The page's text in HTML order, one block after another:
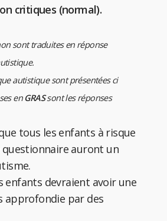
critiques (normal).
sont traduites en réponse
autistique sont présentées ci
en GRASsont les réponses
tous les enfants à risque
auront un
enfants devraient avoir une
approfondie par des